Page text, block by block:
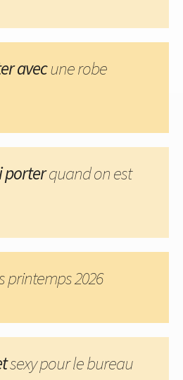
avecune robe
porterquand on est
printemps 2026
sexy pour le bureau